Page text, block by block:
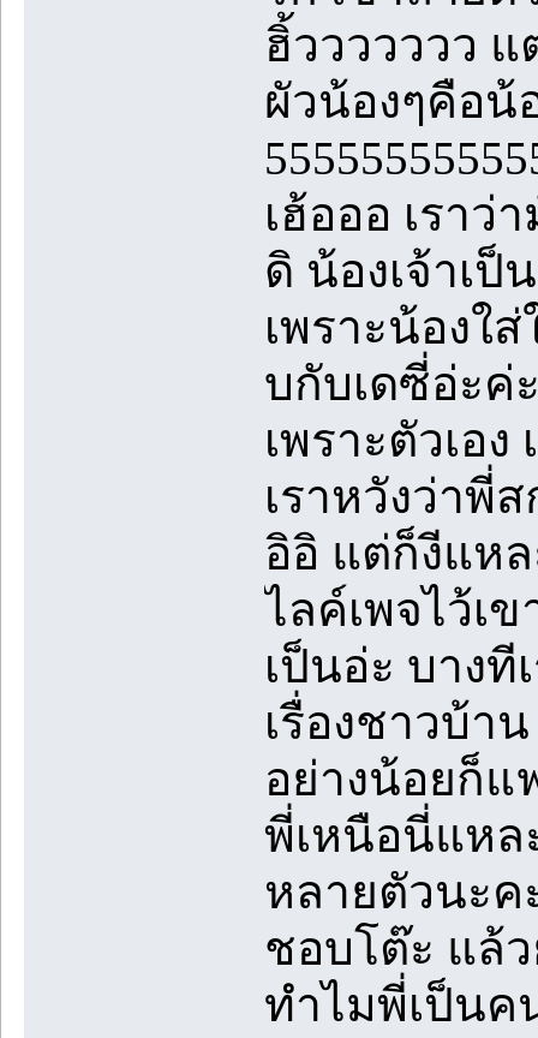
ฮิ้ววววววว
ผัวน้องๆคือน้
เฮ้อออ เรา
ดิ น้องเจ้าเ
เพราะน้องใ
บกับเดซี่อ่ะค่
เพราะตัวเอ
เราหวังว่าพี่
อิอิ แต่ก็งีแห
ไลค์เพจไว้เ
เป็นอ่ะ บางที
เรื่องชาวบ้า
อย่างน้อยก็แ
พี่เหนือนี่แหล
หลายตัวนะค
ชอบโต๊ะ แล้
ทำไมพี่เป็นค